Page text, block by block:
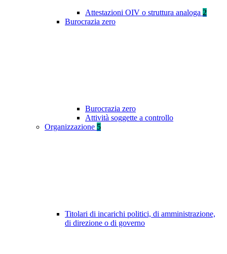
Attestazioni OIV o struttura analoga 2
Burocrazia zero
Burocrazia zero
Attività soggette a controllo
Organizzazione 5
Titolari di incarichi politici, di amministrazione,
di direzione o di governo